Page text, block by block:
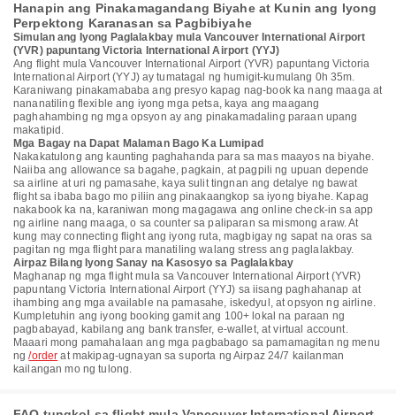
Hanapin ang Pinakamagandang Biyahe at Kunin ang Iyong
Perpektong Karanasan sa Pagbibiyahe
Simulan ang Iyong Paglalakbay mula Vancouver International Airport
(YVR) papuntang Victoria International Airport (YYJ)
Ang flight mula Vancouver International Airport (YVR) papuntang Victoria
International Airport (YYJ) ay tumatagal ng humigit-kumulang 0h 35m.
Karaniwang pinakamababa ang presyo kapag nag-book ka nang maaga at
nananatiling flexible ang iyong mga petsa, kaya ang maagang
paghahambing ng mga opsyon ay ang pinakamadaling paraan upang
makatipid.
Mga Bagay na Dapat Malaman Bago Ka Lumipad
Nakakatulong ang kaunting paghahanda para sa mas maayos na biyahe.
Naiiba ang allowance sa bagahe, pagkain, at pagpili ng upuan depende
sa airline at uri ng pamasahe, kaya sulit tingnan ang detalye ng bawat
flight sa ibaba bago mo piliin ang pinakaangkop sa iyong biyahe. Kapag
nakabook ka na, karaniwan mong magagawa ang online check-in sa app
ng airline nang maaga, o sa counter sa paliparan sa mismong araw. At
kung may connecting flight ang iyong ruta, magbigay ng sapat na oras sa
pagitan ng mga flight para manatiling walang stress ang paglalakbay.
Airpaz Bilang Iyong Sanay na Kasosyo sa Paglalakbay
Maghanap ng mga flight mula sa Vancouver International Airport (YVR)
papuntang Victoria International Airport (YYJ) sa iisang paghahanap at
ihambing ang mga available na pamasahe, iskedyul, at opsyon ng airline.
Kumpletuhin ang iyong booking gamit ang 100+ lokal na paraan ng
pagbabayad, kabilang ang bank transfer, e-wallet, at virtual account.
Maaari mong pamahalaan ang mga pagbabago sa pamamagitan ng menu
ng/order at makipag-ugnayan sa suporta ng Airpaz 24/7 kailanman
kailangan mo ng tulong.